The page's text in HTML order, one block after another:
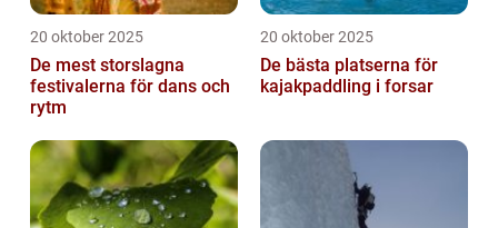
20 oktober 2025
De mest storslagna
festivalerna för dans och
rytm
20 oktober 2025
De bästa platserna för
kajakpaddling i forsar